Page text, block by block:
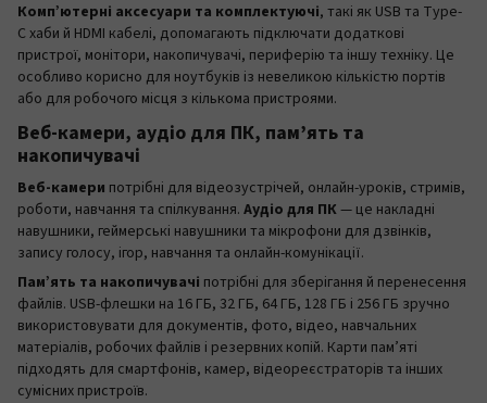
Комп’ютерні аксесуари та комплектуючі, такі як USB та Type-
C хаби й HDMI кабелі, допомагають підключати додаткові
пристрої, монітори, накопичувачі, периферію та іншу техніку. Це
особливо корисно для ноутбуків із невеликою кількістю портів
або для робочого місця з кількома пристроями.
Веб-камери, аудіо для ПК, пам’ять та
накопичувачі
Веб-камери потрібні для відеозустрічей, онлайн-уроків, стримів,
роботи, навчання та спілкування. Аудіо для ПК— це накладні
навушники, геймерські навушники та мікрофони для дзвінків,
запису голосу, ігор, навчання та онлайн-комунікації.
Пам’ять та накопичувачі потрібні для зберігання й перенесення
файлів. USB-флешки на 16 ГБ, 32 ГБ, 64 ГБ, 128 ГБ і 256 ГБ зручно
використовувати для документів, фото, відео, навчальних
матеріалів, робочих файлів і резервних копій. Карти пам’яті
підходять для смартфонів, камер, відеореєстраторів та інших
сумісних пристроїв.